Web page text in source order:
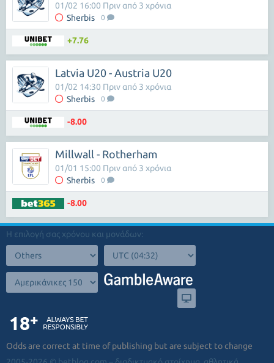
Sherbis 0
01/02 16:00 Πριν από 3 χρόνια
+7.76
Latvia U20 - Austria U20
Sherbis 0
01/02 14:30 Πριν από 3 χρόνια
-8.00
Millwall - Rotherham
Sherbis 0
01/01 15:00 Πριν από 3 χρόνια
-8.00
Η επιλογή σας χρόνου και μονάδων:
Odds are correct at time of publishing but are subject to change